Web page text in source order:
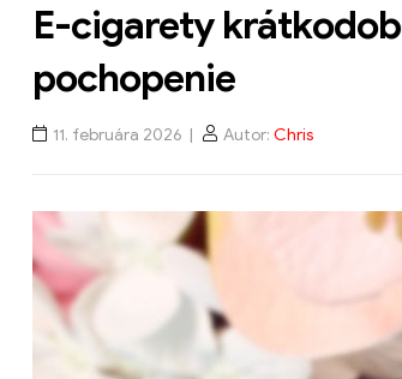
myvapesite.de
E-cigarety
pochopenie
11. februára 2026 Autor: Chris